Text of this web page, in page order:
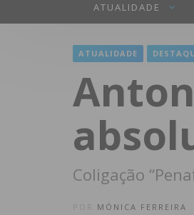
ATUALIDADE
ATUALIDADE
Coligação
MÓNICA FERREIRA